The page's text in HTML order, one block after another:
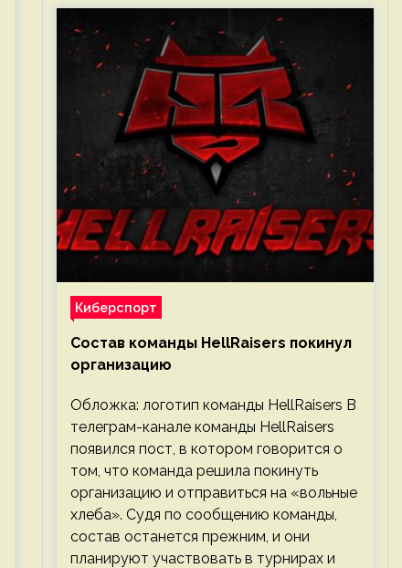
Киберспорт
Состав команды HellRaisers покинул
организацию
Обложка: логотип команды HellRaisers В
телеграм-канале команды HellRaisers
появился пост, в котором говорится о
том, что команда решила покинуть
организацию и отправиться на «вольные
хлеба». Судя по сообщению команды,
состав останется прежним, и они
планируют участвовать в турнирах и